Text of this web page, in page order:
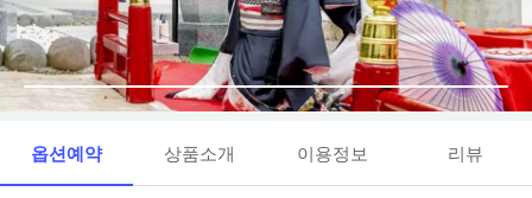
옵션예약 상품소개 이용정보 리뷰